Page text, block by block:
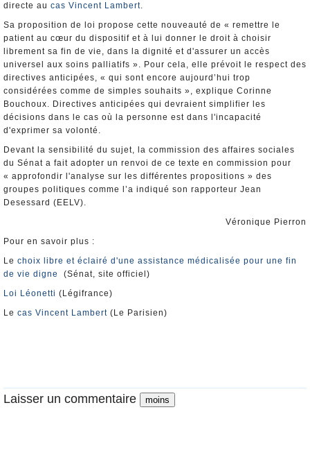
directe au cas Vincent Lambert.
Sa proposition de loi propose cette nouveauté de « remettre le
patient au cœur du dispositif et à lui donner le droit à choisir
librement sa fin de vie, dans la dignité et d'assurer un accès
universel aux soins palliatifs ». Pour cela, elle prévoit le respect des
directives anticipées, « qui sont encore aujourd’hui trop
considérées comme de simples souhaits », explique Corinne
Bouchoux. Directives anticipées qui devraient simplifier les
décisions dans le cas où la personne est dans l'incapacité
d'exprimer sa volonté.
Devant la sensibilité du sujet, la commission des affaires sociales
du Sénat a fait adopter un renvoi de ce texte en commission pour
« approfondir l'analyse sur les différentes propositions » des
groupes politiques comme l’a indiqué son rapporteur Jean
Desessard (EELV).
Véronique Pierron
Pour en savoir plus :
Le choix libre et éclairé d'une assistance médicalisée pour une fin
de vie digne (Sénat, site officiel)
Loi Léonetti (Légifrance)
Le cas Vincent Lambert (Le Parisien)
Laisser un commentaire